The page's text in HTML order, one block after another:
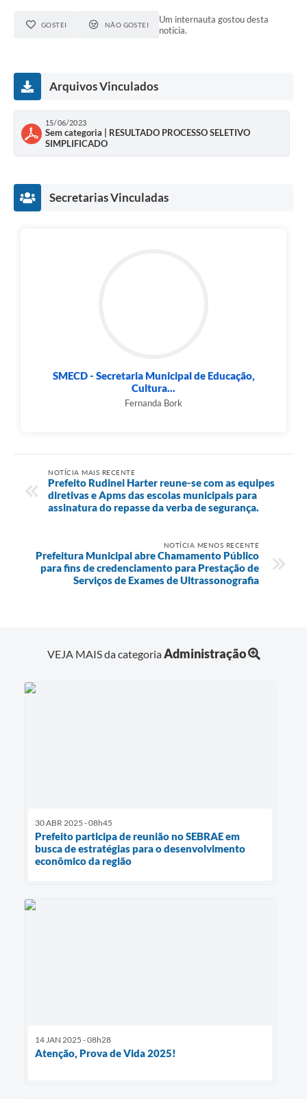
GOSTEI NÃO GOSTEI
Um internauta gostou desta
notícia.
Arquivos Vinculados
15/06/2023
Sem categoria | RESULTADO PROCESSO SELETIVO
SIMPLIFICADO
Secretarias Vinculadas
SMECD - Secretaria Municipal de Educação,
Cultura...
Fernanda Bork
NOTÍCIA MAIS RECENTE
Prefeito Rudinei Harter reune-se com as equipes
diretivas e Apms das escolas municipais para
assinatura do repasse da verba de segurança.
NOTÍCIA MENOS RECENTE
Prefeitura Municipal abre Chamamento Público
para fins de credenciamento para Prestação de
Serviços de Exames de Ultrassonografia
VEJA MAIS da categoriaAdministração
30 ABR 2025 - 08h45
Prefeito participa de reunião no SEBRAE em
busca de estratégias para o desenvolvimento
econômico da região
14 JAN 2025 - 08h28
Atenção, Prova de Vida 2025!